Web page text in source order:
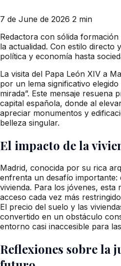
7 de June de 2026 2 min
Redactora con sólida
la actualidad. Con estilo directo
política y economía hasta
La visita del Papa León XIV a
por un lema significativo
mirada”. Este mensaje resuena
capital española, donde al
apreciar monumentos y
belleza singular.
El impacto de la
Madrid, conocida por su rica
enfrenta un desafío importante:
vivienda. Para los jóvenes, esta
acceso cada vez más
El precio del suelo y las
convertido en un obstáculo
entorno casi inaccesible para
Reflexiones sobre la